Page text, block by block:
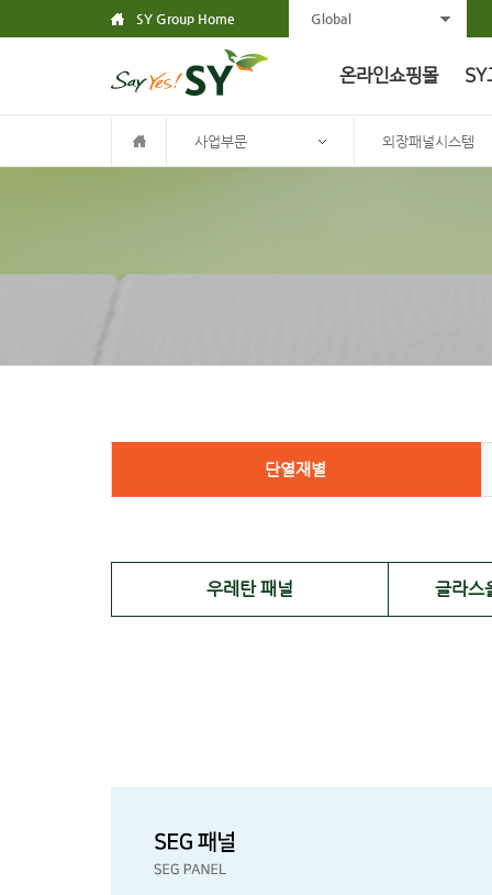
SY Group Home Global
온라인쇼핑몰 SY
사업부문 외장패널시스템
단열재별
우레탄 패널 글라스